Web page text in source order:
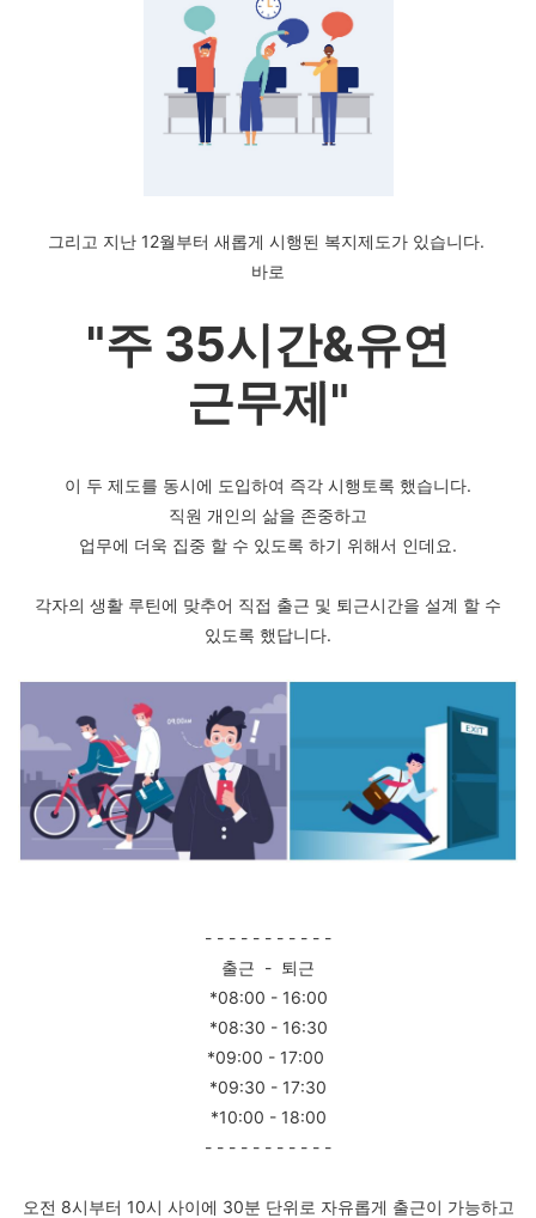
그리고 지난 12월부터 새롭게 시행된 복지제도가 있습니다.
바로
"주 35시간&유연
근무제"
이 두 제도를 동시에 도입하여 즉각 시행토록 했습니다.
직원 개인의 삶을 존중하고
업무에 더욱 집중 할 수 있도록 하기 위해서 인데요.
각자의 생활 루틴에 맞추어 직접 출근 및 퇴근시간을 설계 할 수
있도록 했답니다.
- - - - - - - - - - -
출근 - 퇴근
*08:00 - 16:00
*08:30 - 16:30
*09:00 - 17:00
*09:30 - 17:30
*10:00 - 18:00
- - - - - - - - - - -
오전 8시부터 10시 사이에 30분 단위로 자유롭게 출근이 가능하고